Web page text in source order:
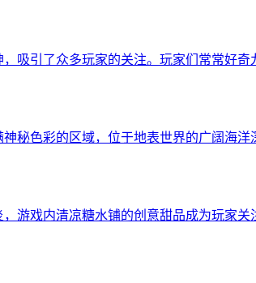
吸引了众多玩家的关注。玩家们常常好
秘色彩的区域，位于地表世界的广阔海
游戏内清凉糖水铺的创意甜品成为玩家